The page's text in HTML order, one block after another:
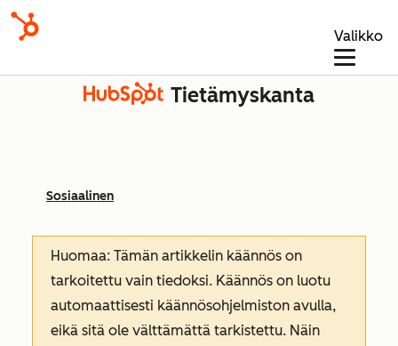
Valikko
Tietämyskanta
Sosiaalinen
Huomaa: Tämän artikkelin käännös on
tarkoitettu vain tiedoksi. Käännös on luotu
automaattisesti käännösohjelmiston avulla,
eikä sitä ole välttämättä tarkistettu. Näin